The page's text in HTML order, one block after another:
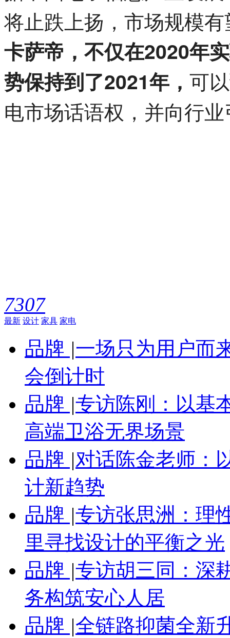
将止跌上扬，市场规模
卡萨帝，不仅在2020年
势保持到了2021年， 可
电市场话语权，并向行
7307
最新 设计 家具 家电
品牌 |一场只为用户而
会倒计时
品牌 |专访陈刚：以基
高端卫浴无界场景
品牌 |对话陈金老师：
计新趋势
品牌 |专访张思洲：理
里寻找设计的平衡之光
品牌 |专访胡三同：深
务构筑安心人居
品牌 |全链路抑菌全新